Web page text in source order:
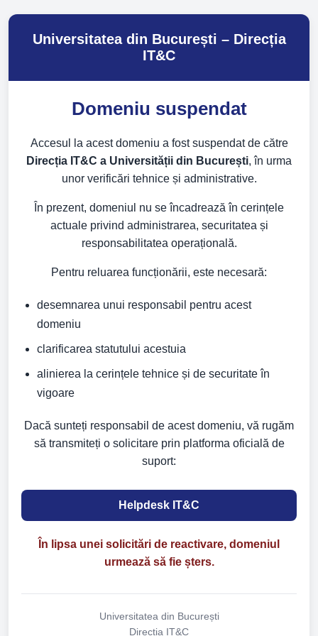
Universitatea din București – Direcția
IT&C
Domeniu suspendat
Accesul la acest domeniu a fost suspendat de către
Direcția IT&C a Universității din București, în urma
unor verificări tehnice și administrative.
În prezent, domeniul nu se încadrează în cerințele
actuale privind administrarea, securitatea și
responsabilitatea operațională.
Pentru reluarea funcționării, este necesară:
desemnarea unui responsabil pentru acest
domeniu
clarificarea statutului acestuia
alinierea la cerințele tehnice și de securitate în
vigoare
Dacă sunteți responsabil de acest domeniu, vă rugăm
să transmiteți o solicitare prin platforma oficială de
suport:
Helpdesk IT&C
În lipsa unei solicitări de reactivare, domeniul
urmează să fie șters.
Universitatea din București
Direcția IT&C